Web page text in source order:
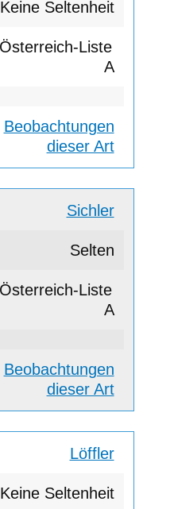
Keine Seltenheit
A
Beobachtungen
dieser Art
Sichler
Selten
A
Beobachtungen
dieser Art
Löffler
Keine Seltenheit